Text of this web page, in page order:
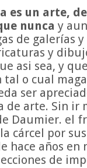
es un arte,
nunca y
de galerías
y
asi sea, y
tal o cual
ser
de arte. Sin ir
Daumier. el
cárcel por
hace años en
de